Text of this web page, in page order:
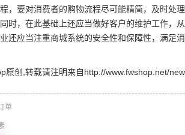
，要对消费者的购物流程尽可能精简，及时处
时，在此基础上还应当做好客户的维护工作，
还应当注重商城系统的安全性和保障性，满足
原创,转载请注明来自http://www.fwshop.net/
单